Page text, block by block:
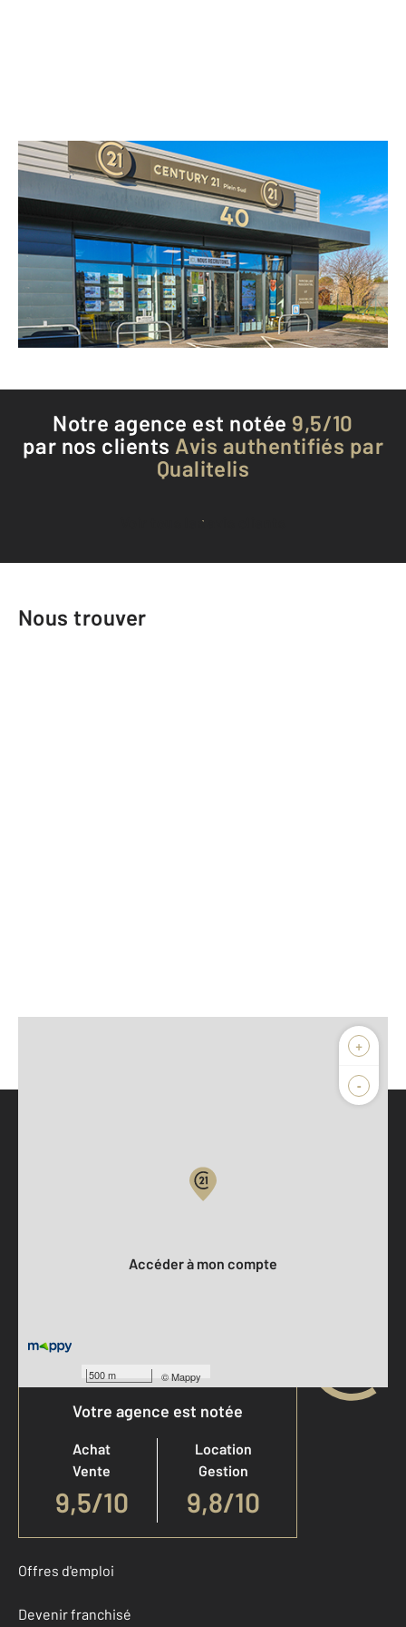
CENTURY 21 Plein Sud
40 route de Castres
ALBI - 81000
Envoyer un message
Téléphoner à l'agence
Notre agence est notée 9,5/10
par nos clients Avis authentifiés par
Qualitelis
Voir tous les avis clients
Nous trouver
+
-
500 m ©Mappy
Accéder à mon compte
Votre agence est notée
Achat
Vente
9,5/10
Location
Gestion
9,8/10
Offres d'emploi
Devenir franchisé